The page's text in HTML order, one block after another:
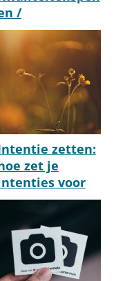
/
10] [2026]
zetten:
zet je
voor
[Voorbeelden]